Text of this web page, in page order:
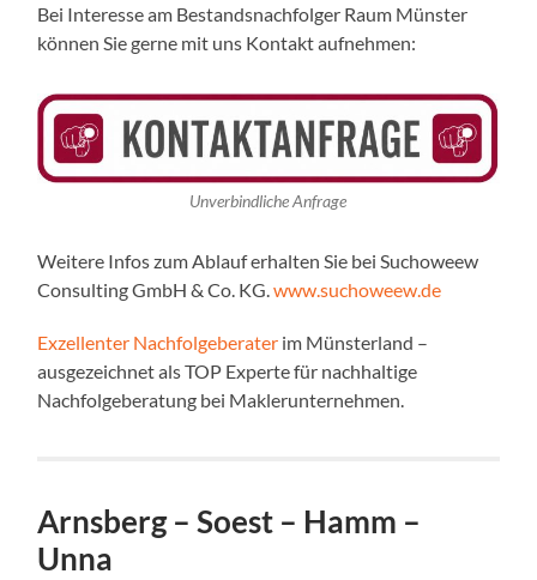
Bei Interesse am Bestandsnachfolger Raum Münster
können Sie gerne mit uns Kontakt aufnehmen:
Unverbindliche Anfrage
Weitere Infos zum Ablauf erhalten Sie bei Suchoweew
Consulting GmbH & Co. KG.www.suchoweew.de
Exzellenter Nachfolgeberater im Münsterland –
ausgezeichnet als TOP Experte für nachhaltige
Nachfolgeberatung bei Maklerunternehmen.
Arnsberg – Soest – Hamm –
Unna